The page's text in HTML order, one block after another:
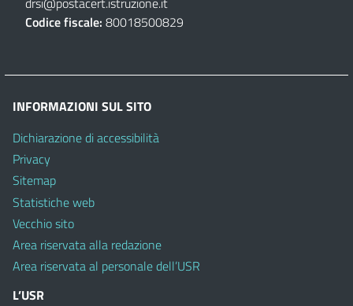
Codice fiscale: 80018500829
INFORMAZIONI SUL SITO
Dichiarazione di accessibilità
Privacy
Sitemap
Statistiche web
Vecchio sito
Area riservata alla redazione
Area riservata al personale dell’USR
L’USR